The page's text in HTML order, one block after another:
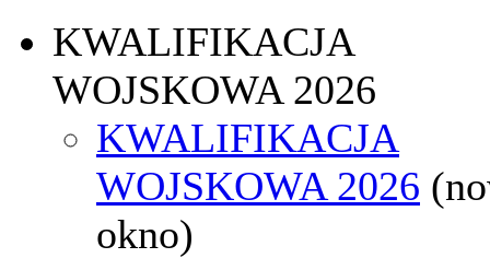
KWALIFIKACJA
WOJSKOWA 2026
KWALIFIKACJA
WOJSKOWA 2026
okno)